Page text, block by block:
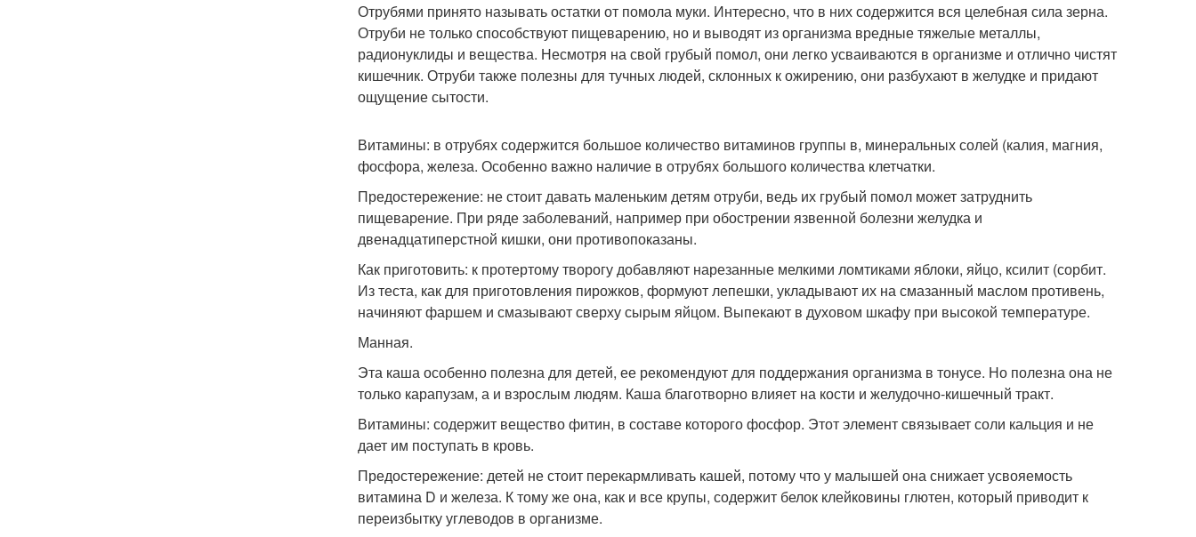
Отрубями принято называть остатки от помола муки. Интересно, что в них содержится вся целебная сила зерна.
Отруби не только способствуют пищеварению, но и выводят из организма вредные тяжелые металлы,
радионуклиды и вещества. Несмотря на свой грубый помол, они легко усваиваются в организме и отлично чистят
кишечник. Отруби также полезны для тучных людей, склонных к ожирению, они разбухают в желудке и придают
ощущение сытости.
Витамины: в отрубях содержится большое количество витаминов группы в, минеральных солей (калия, магния,
фосфора, железа. Особенно важно наличие в отрубях большого количества клетчатки.
Предостережение: не стоит давать маленьким детям отруби, ведь их грубый помол может затруднить
пищеварение. При ряде заболеваний, например при обострении язвенной болезни желудка и
двенадцатиперстной кишки, они противопоказаны.
Как приготовить: к протертому творогу добавляют нарезанные мелкими ломтиками яблоки, яйцо, ксилит (сорбит.
Из теста, как для приготовления пирожков, формуют лепешки, укладывают их на смазанный маслом противень,
начиняют фаршем и смазывают сверху сырым яйцом. Выпекают в духовом шкафу при высокой температуре.
Манная.
Эта каша особенно полезна для детей, ее рекомендуют для поддержания организма в тонусе. Но полезна она не
только карапузам, а и взрослым людям. Каша благотворно влияет на кости и желудочно-кишечный тракт.
Витамины: содержит вещество фитин, в составе которого фосфор. Этот элемент связывает соли кальция и не
дает им поступать в кровь.
Предостережение: детей не стоит перекармливать кашей, потому что у малышей она снижает усвояемость
витамина D и железа. К тому же она, как и все крупы, содержит белок клейковины глютен, который приводит к
переизбытку углеводов в организме.